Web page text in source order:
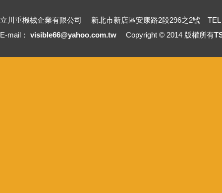
立川重機械企業有限公司 新北市新店區安康路2段296之2號 TEL
E-mail： visible66@yahoo.com.tw Copyright © 2014 版權所有